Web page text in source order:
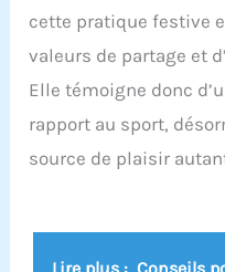
cette pratique festive
valeurs de partage et
Elle témoigne donc
rapport au sport,
source de plaisir